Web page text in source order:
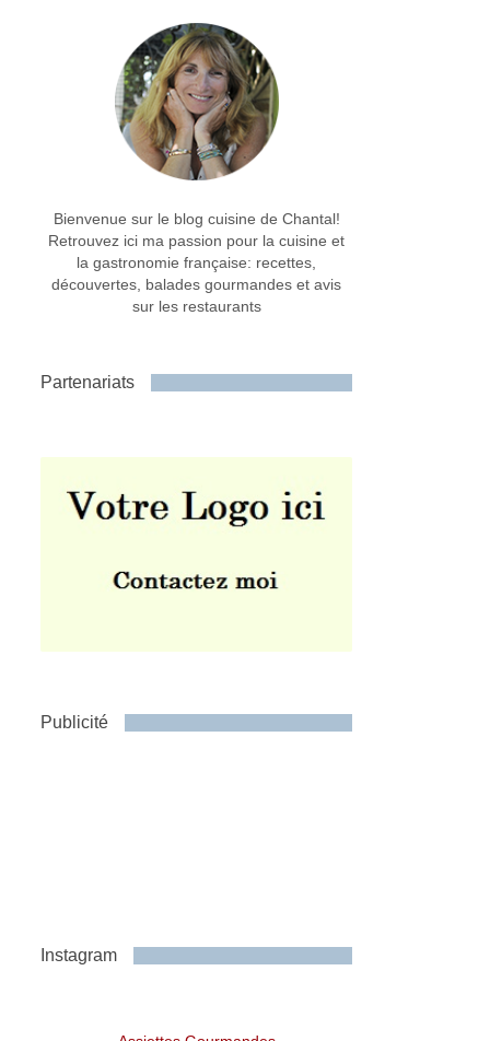
Bienvenue sur le blog cuisine de Chantal!
Retrouvez ici ma passion pour la cuisine et
la gastronomie française: recettes,
découvertes, balades gourmandes et avis
sur les restaurants
Partenariats
Publicité
Instagram